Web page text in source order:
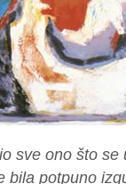
sve ono što se
potpuno